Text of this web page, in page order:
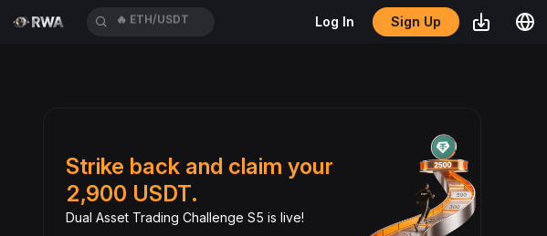
🔥 HEIUSDT Log In Sign Up
Strike back and claim your
2,900 USDT.
Dual Asset Trading Challenge S5 is live!